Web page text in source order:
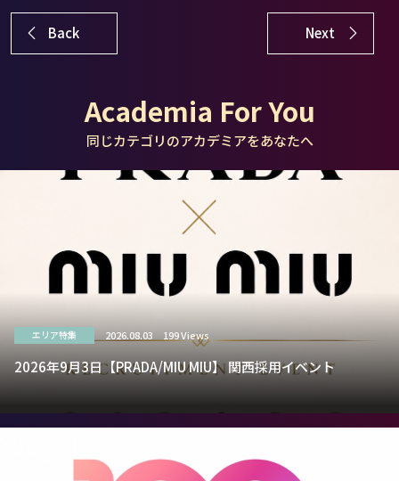
Back Next
Academia For You
同じカテゴリのアカデミアをあなたへ
エリア特集 2026.08.03 199 Views
2026年9月3日【PRADA/MIU MIU】 関西採用イベント